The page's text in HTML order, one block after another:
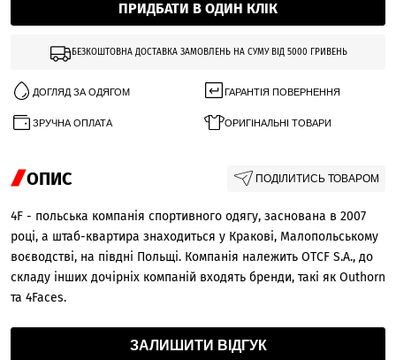
ПРИДБАТИ В ОДИН КЛІК
БЕЗКОШТОВНА ДОСТАВКА ЗАМОВЛЕНЬ НА СУМУ ВІД 5000 ГРИВЕНЬ
ДОГЛЯД ЗА ОДЯГОМ ГАРАНТІЯ ПОВЕРНЕННЯ
ЗРУЧНА ОПЛАТА ОРИГІНАЛЬНІ ТОВАРИ
ОПИС ПОДІЛИТИСЬ ТОВАРОМ
4F - польська компанія спортивного одягу, заснована в 2007
році, а штаб-квартира знаходиться у Кракові, Малопольському
воєводстві, на півдні Польщі. Компанія належить OTCF S.A., до
складу інших дочірніх компаній входять бренди, такі як Outhorn
та 4Faces.
ЗАЛИШИТИ ВІДГУК